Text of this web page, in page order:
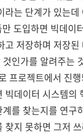
는 단계가 있는데
도입하면 빅데이
저장하며 저장된
인가를 알려주는
프로젝트에서 진
빅데이터 시스템의
를 찾는지를 연구
지 못하면 그저